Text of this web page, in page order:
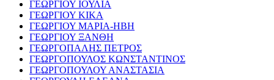
ΓΕΩΡΓΙΟΥ ΙΟΥΛΙΑ
ΓΕΩΡΓΙΟΥ ΚΙΚΑ
ΓΕΩΡΓΙΟΥ ΜΑΡΙΑ-ΗΒΗ
ΓΕΩΡΓΙΟΥ ΞΑΝΘΗ
ΓΕΩΡΓΟΠΑΛΗΣ ΠΕΤΡΟΣ
ΓΕΩΡΓΟΠΟΥΛΟΣ ΚΩΝΣΤΑΝΤΙΝΟΣ
ΓΕΩΡΓΟΠΟΥΛΟΥ ΑΝΑΣΤΑΣΙΑ